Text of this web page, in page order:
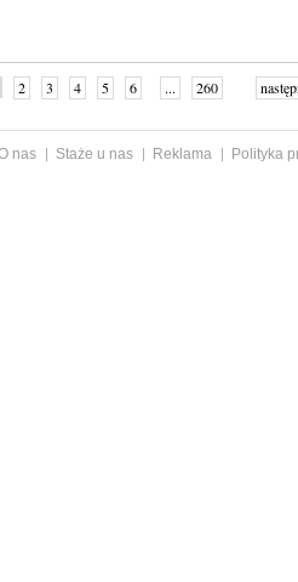
2 3 4 5 6 ... 260
nas Staże u nas Reklama
Polityka